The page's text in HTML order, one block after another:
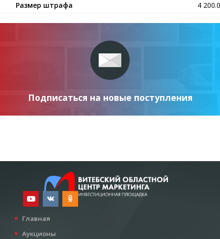
Размер штрафа 4
Подписаться на новые поступления
Главная
Аукционы